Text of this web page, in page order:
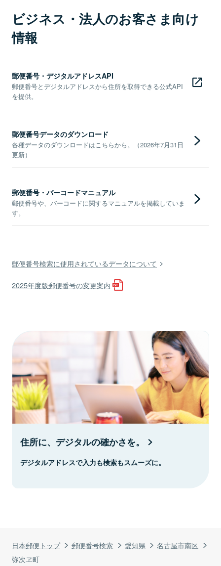
日本郵便トップ 郵便番号検索 愛知県
名古屋市南区
弥次ヱ町
ビジネス・法人のお客さま向け
情報
郵便番号・デジタルアドレスAPI
郵便番号とデジタルアドレスから住所を取得できる公式API
を提供。
郵便番号データのダウンロード
各種データのダウンロードはこちらから。（2026年7月31日
更新）
郵便番号・バーコードマニュアル
郵便番号や、バーコードに関するマニュアルを掲載していま
す。
郵便番号検索に使用されているデータについて
2025年度版郵便番号の変更案内
住所に、デジタルの確かさを。
デジタルアドレスで入力も検索もスムーズに。